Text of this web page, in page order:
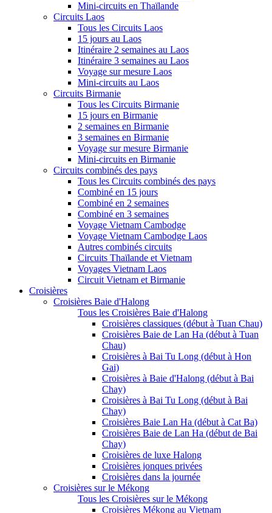
Mini-circuits en Thaïlande
Circuits Laos
Tous les Circuits Laos
15 jours au Laos
Itinéraire 2 semaines au Laos
Itinéraire 3 semaines au Laos
Voyage sur mesure Laos
Mini-circuits au Laos
Circuits Birmanie
Tous les Circuits Birmanie
15 jours en Birmanie
2 semaines en Birmanie
3 semaines en Birmanie
Voyage sur mesure Birmanie
Mini-circuits en Birmanie
Circuits combinés des pays
Tous les Circuits combinés des pays
Combiné en 15 jours
Combiné en 2 semaines
Combiné en 3 semaines
Voyage Vietnam Cambodge
Voyage Vietnam Cambodge Laos
Autres combinés circuits
Circuits Thaïlande et Vietnam
Voyages Vietnam Laos
Circuit Vietnam et Birmanie
Croisières
Croisières Baie d'Halong
Tous les Croisières Baie d'Halong
Croisières classiques (début à Tuan Chau)
Croisières Baie de Lan Ha (début à Tuan
Chau)
Croisières à Bai Tu Long (début à Hon
Gai)
Croisières à Baie d'Halong (début à Bai
Chay)
Croisières à Bai Tu Long (début à Bai
Chay)
Croisières Baie Lan Ha (début à Cat Ba)
Croisières Baie de Lan Ha (début de Bai
Chay)
Croisières de luxe Halong
Croisières jonques privées
Croisières dans la journée
Croisières sur le Mékong
Tous les Croisières sur le Mékong
Croisières Mékong au Vietnam